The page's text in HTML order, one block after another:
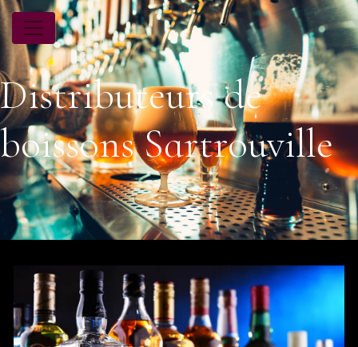
Panneau de gestion des cookies
Distributeurs de
boissons Sartrouville